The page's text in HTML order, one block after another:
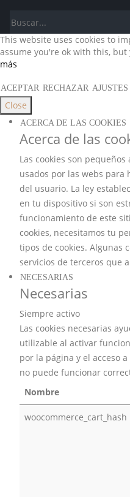
This website uses cookies to
assume you're ok with this,
más
ACEPTAR RECHAZAR
Close
ACERCA DE LAS COOKIES
Acerca de las
Las cookies son
usados por las webs para
del usuario. La ley
en tu dispositivo si son
funcionamiento de este
cookies, necesitamos tu
tipos de cookies. Algunas
servicios de terceros que
NECESARIAS
Necesarias
Siempre activo
Las cookies necesarias
utilizable al activar
por la página y el acceso
no puede funcionar
Nombre
woocommerce_cart_hash